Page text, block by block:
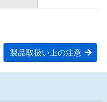
製品取扱い上の注意